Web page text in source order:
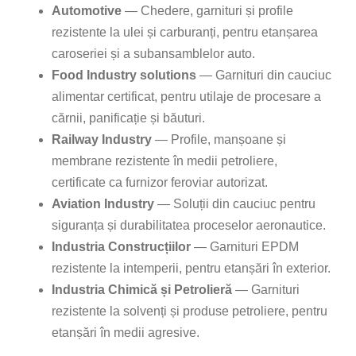
Automotive — Chedere, garnituri și profile
rezistente la ulei și carburanți, pentru etanșarea
caroseriei și a subansamblelor auto.
Food Industry solutions — Garnituri din cauciuc
alimentar certificat, pentru utilaje de procesare a
cărnii, panificație și băuturi.
Railway Industry — Profile, manșoane și
membrane rezistente în medii petroliere,
certificate ca furnizor feroviar autorizat.
Aviation Industry — Soluții din cauciuc pentru
siguranța și durabilitatea proceselor aeronautice.
Industria Construcțiilor — Garnituri EPDM
rezistente la intemperii, pentru etanșări în exterior.
Industria Chimică și Petrolieră — Garnituri
rezistente la solvenți și produse petroliere, pentru
etanșări în medii agresive.